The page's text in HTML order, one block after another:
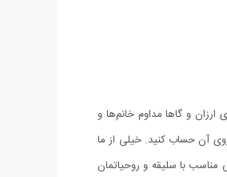
و گاها مداوم خانم‌ها و
آن حساب کنید. خیلی از ما
مناسب با سلیقه و روحیاتمان